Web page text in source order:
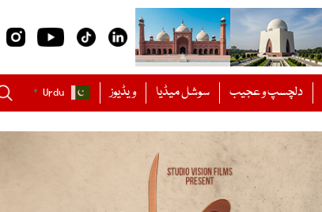
دلچسپ و عجیب سوشل میڈیا ویڈیوز Urdu
▼